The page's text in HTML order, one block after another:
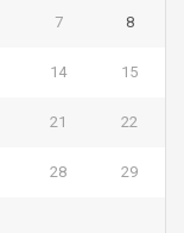
7 8
14 15
21 22
28 29